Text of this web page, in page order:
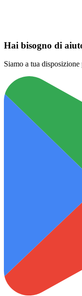
Hai bisogno di
Siamo a tua